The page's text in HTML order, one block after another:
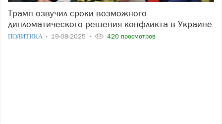
Трамп озвучил сроки возможного
дипломатического решения конфликта в Украине
ПОЛИТИКА 19-08-2025 420 просмотров